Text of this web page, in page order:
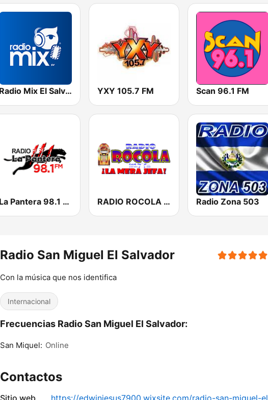
Radio Mix El Salvador YXY 105.7 FM Scan 96.1 FM
La Pantera 98.1 FM RADIO ROCOLA 103.7 FM Radio Zona 503
Radio San Miguel El Salvador
Con la música que nos identifica
Internacional
Frecuencias Radio San Miguel El Salvador:
San Miquel: Online
Contactos